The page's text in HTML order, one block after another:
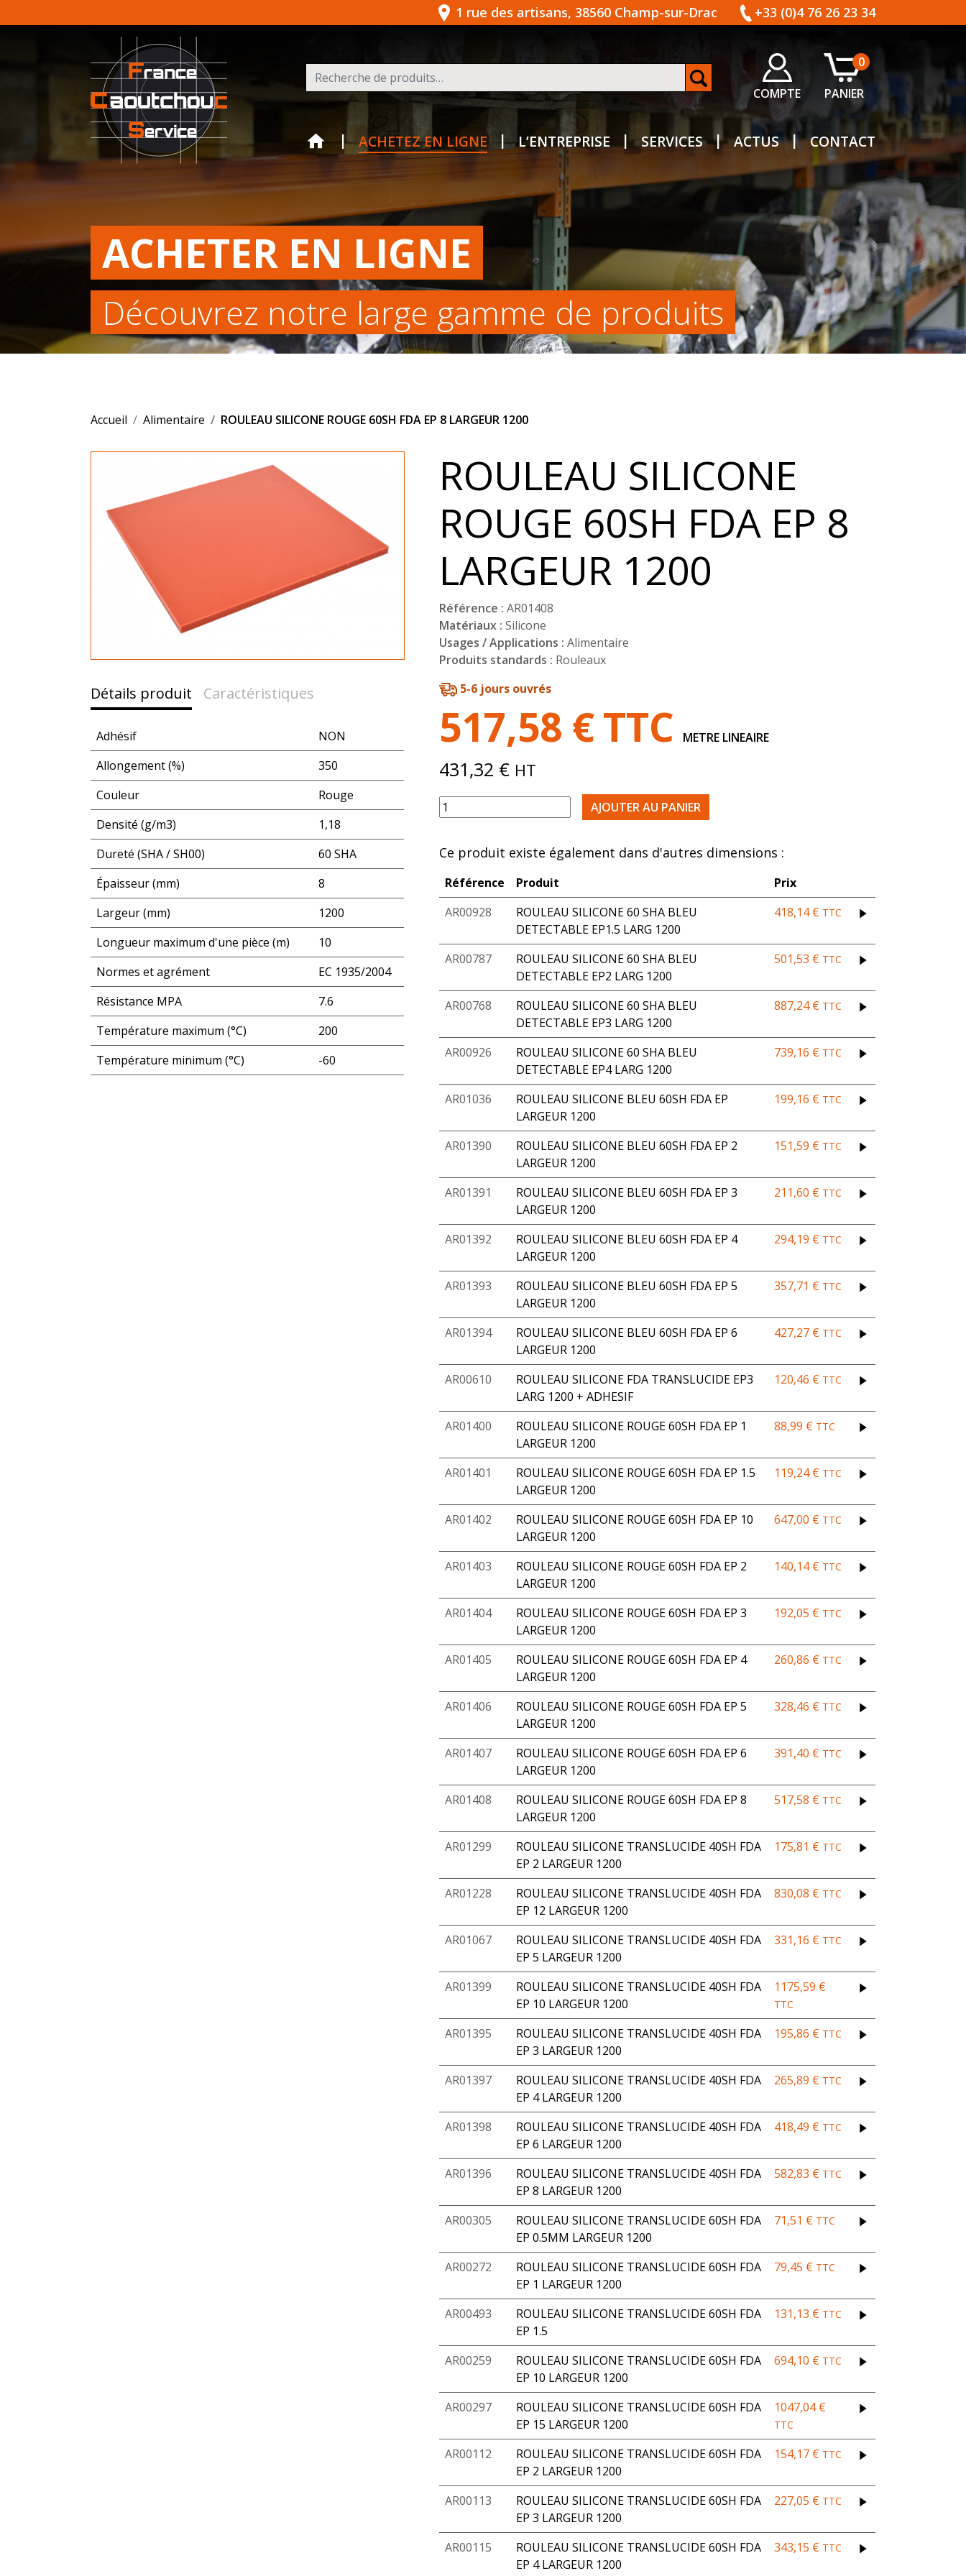
1 rue des artisans, 38560 Champ-sur-Drac +33 (0)4 76 26 23 34
COMPTE
0
PANIER
Recherche pour :
ACHETEZ EN LIGNE L’ENTREPRISE SERVICES ACTUS CONTACT
ACHETER EN LIGNE
Découvrez notre large gamme de produits
Accueil Alimentaire ROULEAU SILICONE ROUGE 60SH FDA EP 8 LARGEUR 1200
Détails produit Caractéristiques
Adhésif
NON
Allongement (%)
350
Couleur
Rouge
Densité (g/m3)
1,18
Dureté (SHA / SH00)
60 SHA
Épaisseur (mm)
8
Largeur (mm)
1200
Longueur maximum d'une pièce (m)
10
Normes et agrément
EC 1935/2004
Résistance MPA
7.6
Température maximum (°C)
200
Température minimum (°C)
-60
ROULEAU SILICONE
ROUGE 60SH FDA EP 8
LARGEUR 1200
Référence : AR01408
Matériaux : Silicone
Usages / Applications : Alimentaire
Produits standards : Rouleaux
5-6 jours ouvrés
517,58 €TTC METRE LINEAIRE
431,32 € HT
quantité de ROULEAU SILICONE ROUGE 60SH FDA EP 8 LARGEUR 1200
AJOUTER AU PANIER
Ce produit existe également dans d'autres dimensions :
Référence Produit
Prix
AR00928
ROULEAU SILICONE 60 SHA BLEU
DETECTABLE EP1.5 LARG 1200
418,14€ TTC
AR00787
ROULEAU SILICONE 60 SHA BLEU
DETECTABLE EP2 LARG 1200
501,53 € TTC
AR00768
ROULEAU SILICONE 60 SHA BLEU
DETECTABLE EP3 LARG 1200
887,24€ TTC
AR00926
ROULEAU SILICONE 60 SHA BLEU
DETECTABLE EP4 LARG 1200
739,16 € TTC
AR01036
ROULEAU SILICONE BLEU 60SH FDA EP
LARGEUR 1200
199,16 € TTC
AR01390
ROULEAU SILICONE BLEU 60SH FDA EP 2
LARGEUR 1200
151,59 € TTC
AR01391
ROULEAU SILICONE BLEU 60SH FDA EP 3
LARGEUR 1200
211,60 € TTC
AR01392
ROULEAU SILICONE BLEU 60SH FDA EP 4
LARGEUR 1200
294,19 € TTC
AR01393
ROULEAU SILICONE BLEU 60SH FDA EP 5
LARGEUR 1200
357,71 € TTC
AR01394
ROULEAU SILICONE BLEU 60SH FDA EP 6
LARGEUR 1200
427,27 € TTC
AR00610
ROULEAU SILICONE FDA TRANSLUCIDE EP3
LARG 1200 + ADHESIF
120,46 € TTC
AR01400
ROULEAU SILICONE ROUGE 60SH FDA EP 1
LARGEUR 1200
88,99 € TTC
AR01401
ROULEAU SILICONE ROUGE 60SH FDA EP 1.5
LARGEUR 1200
119,24€ TTC
AR01402
ROULEAU SILICONE ROUGE 60SH FDA EP 10
LARGEUR 1200
647,00 € TTC
AR01403
ROULEAU SILICONE ROUGE 60SH FDA EP 2
LARGEUR 1200
140,14€ TTC
AR01404
ROULEAU SILICONE ROUGE 60SH FDA EP 3
LARGEUR 1200
192,05 € TTC
AR01405
ROULEAU SILICONE ROUGE 60SH FDA EP 4
LARGEUR 1200
260,86 € TTC
AR01406
ROULEAU SILICONE ROUGE 60SH FDA EP 5
LARGEUR 1200
328,46 € TTC
AR01407
ROULEAU SILICONE ROUGE 60SH FDA EP 6
LARGEUR 1200
391,40 € TTC
AR01408
ROULEAU SILICONE ROUGE 60SH FDA EP 8
LARGEUR 1200
517,58 € TTC
AR01299
ROULEAU SILICONE TRANSLUCIDE 40SH FDA
EP 2 LARGEUR 1200
175,81 € TTC
AR01228
ROULEAU SILICONE TRANSLUCIDE 40SH FDA
EP 12 LARGEUR 1200
830,08 € TTC
AR01067
ROULEAU SILICONE TRANSLUCIDE 40SH FDA
EP 5 LARGEUR 1200
331,16 € TTC
AR01399
ROULEAU SILICONE TRANSLUCIDE 40SH FDA
EP 10 LARGEUR 1200
1175,59 €
TTC
AR01395
ROULEAU SILICONE TRANSLUCIDE 40SH FDA
EP 3 LARGEUR 1200
195,86 € TTC
AR01397
ROULEAU SILICONE TRANSLUCIDE 40SH FDA
EP 4 LARGEUR 1200
265,89 € TTC
AR01398
ROULEAU SILICONE TRANSLUCIDE 40SH FDA
EP 6 LARGEUR 1200
418,49 € TTC
AR01396
ROULEAU SILICONE TRANSLUCIDE 40SH FDA
EP 8 LARGEUR 1200
582,83 € TTC
AR00305
ROULEAU SILICONE TRANSLUCIDE 60SH FDA
EP 0.5MM LARGEUR 1200
71,51 € TTC
AR00272
ROULEAU SILICONE TRANSLUCIDE 60SH FDA
EP 1 LARGEUR 1200
79,45 € TTC
AR00493
ROULEAU SILICONE TRANSLUCIDE 60SH FDA
EP 1.5
131,13 € TTC
AR00259
ROULEAU SILICONE TRANSLUCIDE 60SH FDA
EP 10 LARGEUR 1200
694,10 € TTC
AR00297
ROULEAU SILICONE TRANSLUCIDE 60SH FDA
EP 15 LARGEUR 1200
1047,04€
TTC
AR00112
ROULEAU SILICONE TRANSLUCIDE 60SH FDA
EP 2 LARGEUR 1200
154,17 € TTC
AR00113
ROULEAU SILICONE TRANSLUCIDE 60SH FDA
EP 3 LARGEUR 1200
227,05 € TTC
AR00115
ROULEAU SILICONE TRANSLUCIDE 60SH FDA
EP 4 LARGEUR 1200
343,15 € TTC